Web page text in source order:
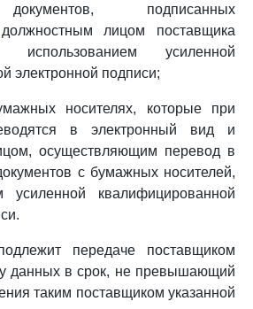
подписанных
лицом поставщика
усиленной
электронной подписи;
носителях, которые при
в электронный вид и
осуществляющим перевод в
с бумажных носителей,
усиленной квалифицированной
передаче поставщиком
данных в срок, не превышающий
таким поставщиком указанной